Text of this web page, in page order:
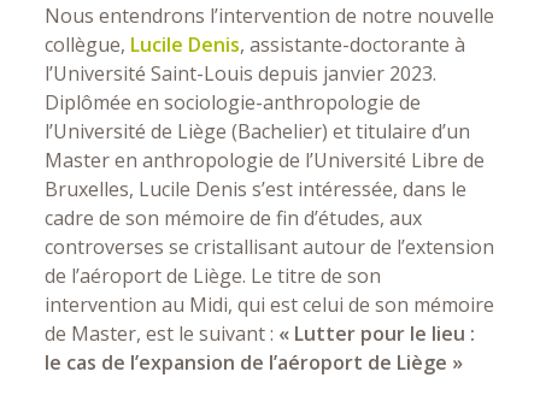
Nous entendrons l’intervention de notre nouvelle
collègue, Lucile Denis, assistante-doctorante à
l’Université Saint-Louis depuis janvier 2023.
Diplômée en sociologie-anthropologie de
l’Université de Liège (Bachelier) et titulaire d’un
Master en anthropologie de l’Université Libre de
Bruxelles, Lucile Denis s’est intéressée, dans le
cadre de son mémoire de fin d’études, aux
controverses se cristallisant autour de l’extension
de l’aéroport de Liège. Le titre de son
intervention au Midi, qui est celui de son mémoire
de Master, est le suivant : « Lutter pour le lieu :
le cas de l’expansion de l’aéroport de Liège »